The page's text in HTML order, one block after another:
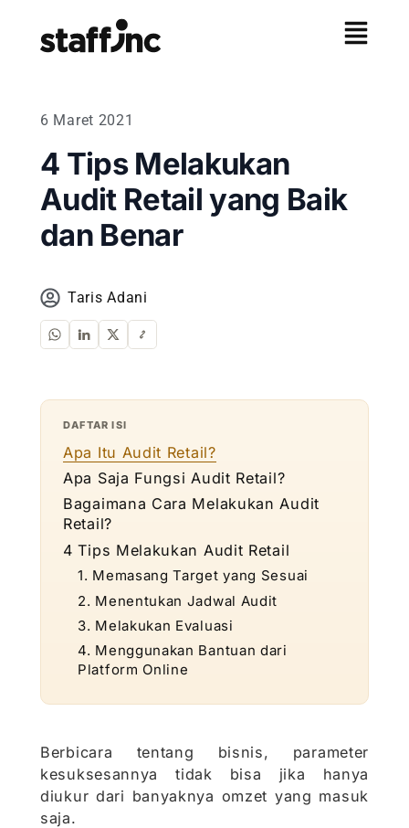
6 Maret 2021
4 Tips Melakukan
Audit Retail yang Baik
dan Benar
Taris Adani
DAFTAR ISI
Apa Itu Audit Retail?
Apa Saja Fungsi Audit Retail?
Bagaimana Cara Melakukan Audit
Retail?
4 Tips Melakukan Audit Retail
1. Memasang Target yang Sesuai
2. Menentukan Jadwal Audit
3. Melakukan Evaluasi
4. Menggunakan Bantuan dari
Platform Online
Berbicara tentang bisnis, parameter
kesuksesannya tidak bisa jika hanya
diukur dari banyaknya omzet yang masuk
saja.